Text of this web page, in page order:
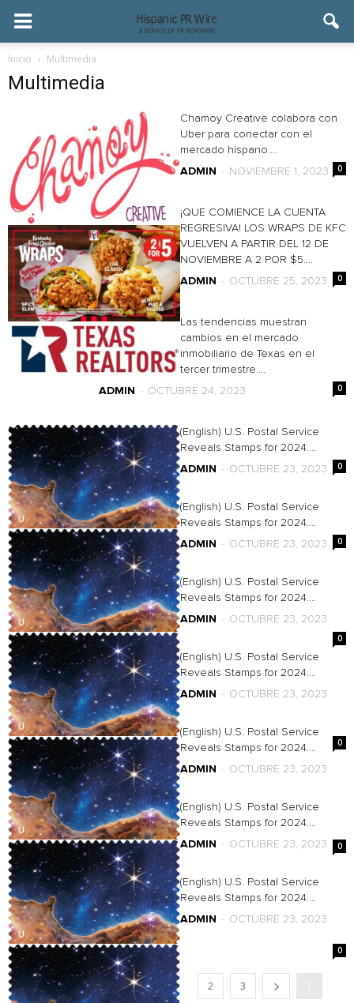
Inicio Multimedia
Multimedia
Chamoy Creative colabora con
Uber para conectar con el
mercado hispano....
ADMIN
- NOVIEMBRE 1, 2023 0
¡QUE COMIENCE LA CUENTA
REGRESIVA! LOS WRAPS DE KFC
VUELVEN A PARTIR DEL 12 DE
NOVIEMBRE A 2 POR $5....
ADMIN
- OCTUBRE 25, 2023 0
Las tendencias muestran
cambios en el mercado
inmobiliario de Texas en el
tercer trimestre....
ADMIN
- OCTUBRE 24, 2023 0
(English) U.S. Postal Service
Reveals Stamps for 2024....
ADMIN
- OCTUBRE 23, 2023 0
(English) U.S. Postal Service
Reveals Stamps for 2024....
ADMIN
- OCTUBRE 23, 2023 0
(English) U.S. Postal Service
Reveals Stamps for 2024....
ADMIN
- OCTUBRE 23, 2023
0
(English) U.S. Postal Service
Reveals Stamps for 2024....
ADMIN
- OCTUBRE 23, 2023
0
(English) U.S. Postal Service
Reveals Stamps for 2024....
ADMIN
- OCTUBRE 23, 2023
0
(English) U.S. Postal Service
Reveals Stamps for 2024....
ADMIN
- OCTUBRE 23, 2023
0
(English) U.S. Postal Service
Reveals Stamps for 2024....
ADMIN
- OCTUBRE 23, 2023
2 3